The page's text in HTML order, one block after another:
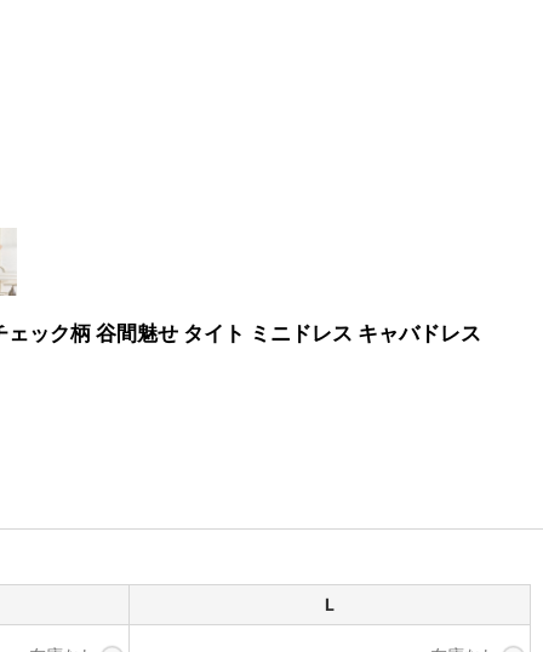
ック柄 谷間魅せ タイト ミニドレス キャバドレス
L